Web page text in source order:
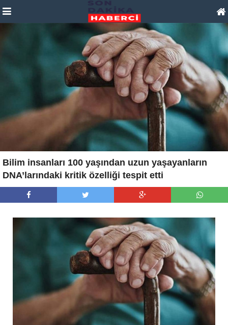
Bilim insanları 100 yaşından uzun yaşayanların
DNA’larındaki kritik özelliği tespit etti